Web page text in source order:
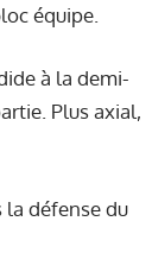
équipe.
à la demi-
Plus axial,
la défense du